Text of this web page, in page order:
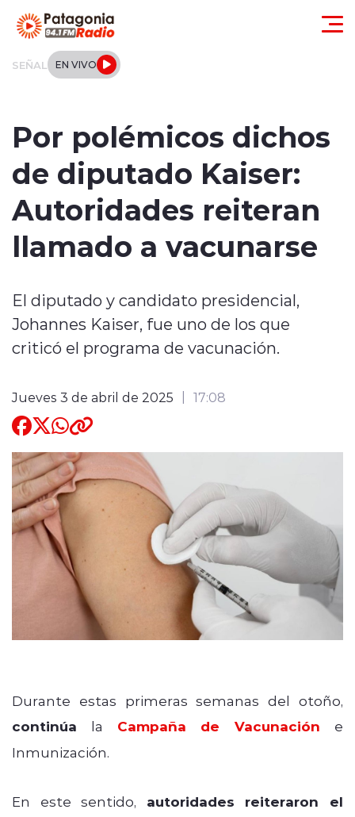
SEÑAL EN VIVO
Regionales
Tendencias
Deportes
Entrevistas
modo claro
Por polémicos dichos
de diputado Kaiser:
Autoridades reiteran
llamado a vacunarse
El diputado y candidato presidencial,
Johannes Kaiser, fue uno de los que
criticó el programa de vacunación.
Jueves 3 de abril de 2025 17:08
Durante estas primeras semanas del otoño,
continúa la Campaña de Vacunación e
Inmunización.
En este sentido, autoridades reiteraron el